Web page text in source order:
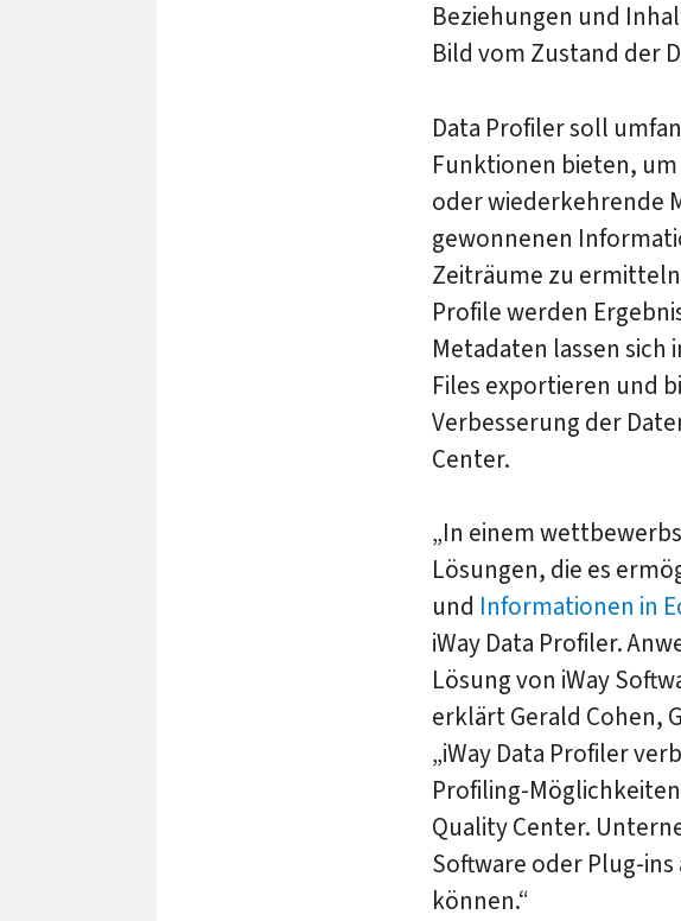
Beziehungen und
Bild vom Zustand der
Data Profiler soll
Funktionen bieten,
oder wiederkehrende
gewonnenen
Zeiträume zu
Profile werden
Metadaten lassen sich
Files exportieren und
Verbesserung der
Center.
„In einem
Lösungen, die es
und Informationen in
iWay Data Profiler.
Lösung von iWay
erklärt Gerald Cohen,
„iWay Data Profiler
Profiling-
Quality Center.
Software oder Plug-
können.“